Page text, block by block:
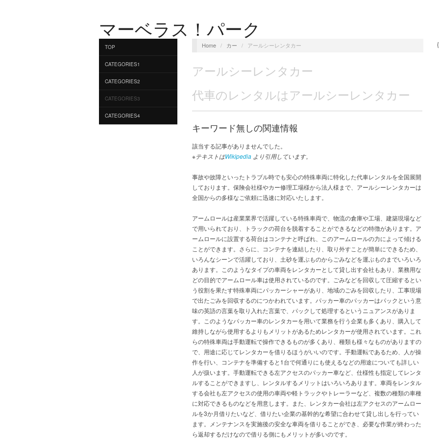
マーベラス！パーク
TOP
CATEGORIES1
CATEGORIES2
CATEGORIES3
CATEGORIES4
Home / カー / アールシーレンタカー
アールシーレンタカー
代車のレンタルはアールシーレンタカー
キーワード無しの関連情報
該当する記事がありませんでした。
※テキストはWikipedia より引用しています。
事故や故障といったトラブル時でも安心の特殊車両に特化した代車レンタルを全国展開
しております。保険会社様やカー修理工場様から法人様まで、アールシーレンタカーは
全国からの多様なご依頼に迅速に対応いたします。
アームロールは産業業界で活躍している特殊車両で、物流の倉庫や工場、建築現場など
で用いられており、トラックの荷台を脱着することができるなどの特徴があります。ア
ームロールに設置する荷台はコンテナと呼ばれ、このアームロールの力によって傾ける
ことができます。さらに、コンテナを連結したり、取り外すことが簡単にできるため、
いろんなシーンで活躍しており、土砂を運ぶものからごみなどを運ぶものまでいろいろ
あります。このようなタイプの車両をレンタカーとして貸し出す会社もあり、業務用な
どの目的でアームロール車は使用されているのです。ごみなどを回収して圧縮するとい
う役割を果たす特殊車両にパッカーシャーがあり、地域のごみを回収したり、工事現場
で出たごみを回収するのにつかわれています。パッカー車のパッカーはパックという意
味の英語の言葉を取り入れた言葉で、パックして処理するというニュアンスがありま
す。このようなパッカー車のレンタカーを用いて業務を行う企業も多くあり、購入して
維持しながら使用するよりもメリットがあるためレンタカーが使用されています。これ
らの特殊車両は手動運転で操作できるものが多くあり、種類も様々なものがありますの
で、用途に応じてレンタカーを借りるほうがいいのです。手動運転であるため、人が操
作を行い、コンテナを準備すると1台で何通りにも使えるなどの用途についても詳しい
人が扱います。手動運転できる左アクセスのパッカー車など、仕様性も指定してレンタ
ルすることができますし、レンタルするメリットはいろいろあります。車両をレンタル
する会社も左アクセスの使用の車両や軽トラックやトレーラーなど、複数の種類の車種
に対応できるものなどを用意します。また、レンタカー会社は左アクセスのアームロー
ルを3か月借りたいなど、借りたい企業の基幹的な希望に合わせて貸し出しを行ってい
ます。メンテナンスを実施後の安全な車両を借りることができ、必要な作業が終わった
ら返却するだけなので借りる側にもメリットが多いのです。